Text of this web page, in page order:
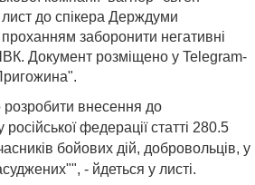
до спікера Держдуми
заборонити негативні
ЧВК. Документ розміщено у Telegram-
внесення до
федерації статті 280.5
бойових дій, добровольців, у
- йдеться у листі.